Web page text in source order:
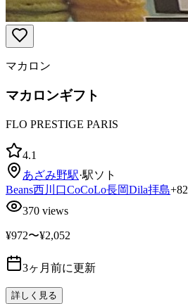
マカロン
マカロンギフト
FLO PRESTIGE PARIS
4.1
あざみ野駅·駅ソト
Beans西川口CoCoLo長岡Dila拝島+82
370 views
¥972〜¥2,052
3ヶ月前に更新
詳しく見る